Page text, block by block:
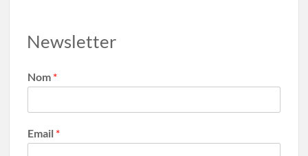
Newsletter
Nom *
Email *